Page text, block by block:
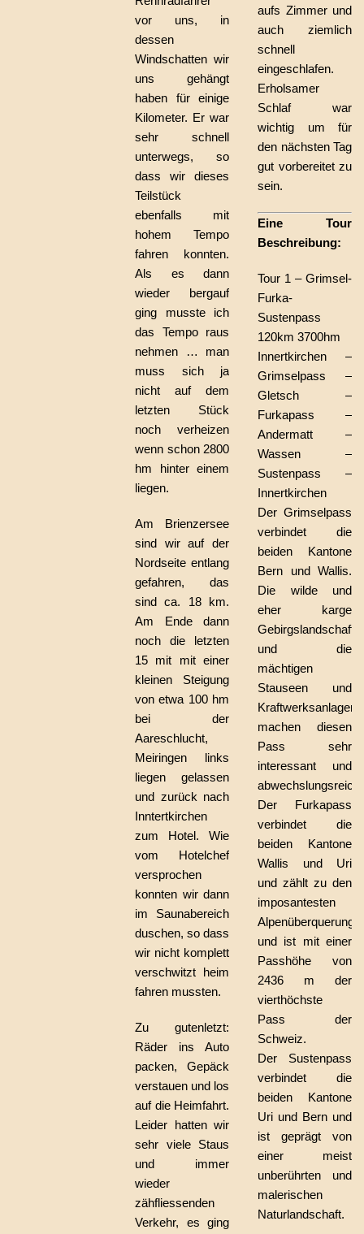
vor uns, in
dessen
Windschatten wir
uns gehängt
haben für einige
Kilometer. Er war
sehr schnell
unterwegs, so
dass wir dieses
Teilstück
ebenfalls mit
hohem Tempo
fahren konnten.
Als es dann
wieder bergauf
ging musste ich
das Tempo raus
nehmen … man
muss sich ja
nicht auf dem
letzten Stück
noch verheizen
wenn schon 2800
hm hinter einem
liegen.
Am Brienzersee
sind wir auf der
Nordseite entlang
gefahren, das
sind ca. 18 km.
Am Ende dann
noch die letzten
15 mit mit einer
kleinen Steigung
von etwa 100 hm
bei der
Aareschlucht,
Meiringen links
liegen gelassen
und zurück nach
Inntertkirchen
zum Hotel. Wie
vom Hotelchef
versprochen
konnten wir dann
im Saunabereich
duschen, so dass
wir nicht komplett
verschwitzt heim
fahren mussten.
Zu gutenletzt:
Räder ins Auto
packen, Gepäck
verstauen und los
auf die Heimfahrt.
Leider hatten wir
sehr viele Staus
und immer
wieder
zähfliessenden
Verkehr, es ging
aufs Zimmer und
auch ziemlich
schnell
eingeschlafen.
Erholsamer
Schlaf war
wichtig um für
den nächsten Tag
gut vorbereitet zu
sein.
Eine Tour
Beschreibung:
Tour 1 – Grimsel-
Furka-
Sustenpass
120km 3700hm
Innertkirchen –
Grimselpass –
Gletsch –
Furkapass –
Andermatt –
Wassen –
Sustenpass –
Innertkirchen
Der Grimselpass
verbindet die
beiden Kantone
Bern und Wallis.
Die wilde und
eher karge
Gebirgslandschaft
und die
mächtigen
Stauseen und
Kraftwerksanlagen
machen diesen
Pass sehr
interessant und
abwechslungsreich.
Der Furkapass
verbindet die
beiden Kantone
Wallis und Uri
und zählt zu den
imposantesten
und ist mit einer
Passhöhe von
2436 m der
vierthöchste
Pass der
Schweiz.
Der Sustenpass
verbindet die
beiden Kantone
Uri und Bern und
ist geprägt von
einer meist
unberührten und
malerischen
Naturlandschaft.